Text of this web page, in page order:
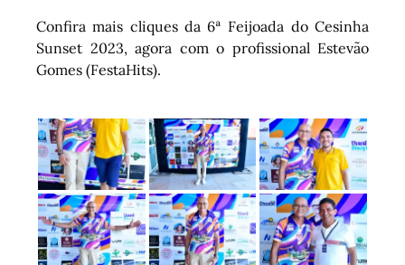
Confira mais cliques da 6ª Feijoada do Cesinha
Sunset 2023, agora com o profissional Estevão
Gomes (FestaHits).